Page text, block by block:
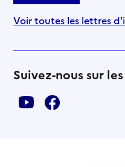
Voir toutes les lettres
Suivez-nous sur